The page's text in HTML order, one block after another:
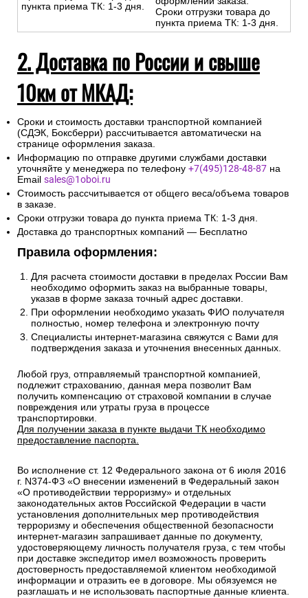
пункта приема ТК: 1-3 дня.
Сроки отгрузки товара до
пункта приема ТК: 1-3 дня.
2. Доставка по России и свыше
10км от МКАД:
Сроки и стоимость доставки транспортной компанией
(СДЭК, Боксберри) рассчитывается автоматически на
странице оформления заказа.
Информацию по отправке другими службами доставки
уточняйте у менеджера по телефону +7(495)128-48-87 на
Email sales@1oboi.ru
Стоимость рассчитывается от общего веса/объема товаров
в заказе.
Сроки отгрузки товара до пункта приема ТК: 1-3 дня.
Доставка до транспортных компаний — Бесплатно
Правила оформления:
Для расчета стоимости доставки в пределах России Вам
необходимо оформить заказ на выбранные товары,
указав в форме заказа точный адрес доставки.
При оформлении необходимо указать ФИО получателя
полностью, номер телефона и электронную почту
Специалисты интернет-магазина свяжутся с Вами для
подтверждения заказа и уточнения внесенных данных.
Любой груз, отправляемый транспортной компанией,
подлежит страхованию, данная мера позволит Вам
получить компенсацию от страховой компании в случае
повреждения или утраты груза в процессе
транспортировки.
Для получении заказа в пункте выдачи ТК необходимо
предоставление паспорта.
Во исполнение ст. 12 Федерального закона от 6 июля 2016
г. N374-ФЗ «О внесении изменений в Федеральный закон
«О противодействии терроризму» и отдельных
законодательных актов Российской Федерации в части
установления дополнительных мер противодействия
терроризму и обеспечения общественной безопасности
интернет-магазин запрашивает данные по документу,
удостоверяющему личность получателя груза, с тем чтобы
при доставке экспедитор имел возможность проверить
достоверность предоставляемой клиентом необходимой
информации и отразить ее в договоре. Мы обязуемся не
разглашать и не использовать паспортные данные клиента.